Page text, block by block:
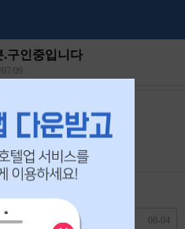
.구인중입니다
09
25일 에 마감되었습니다.
08-04